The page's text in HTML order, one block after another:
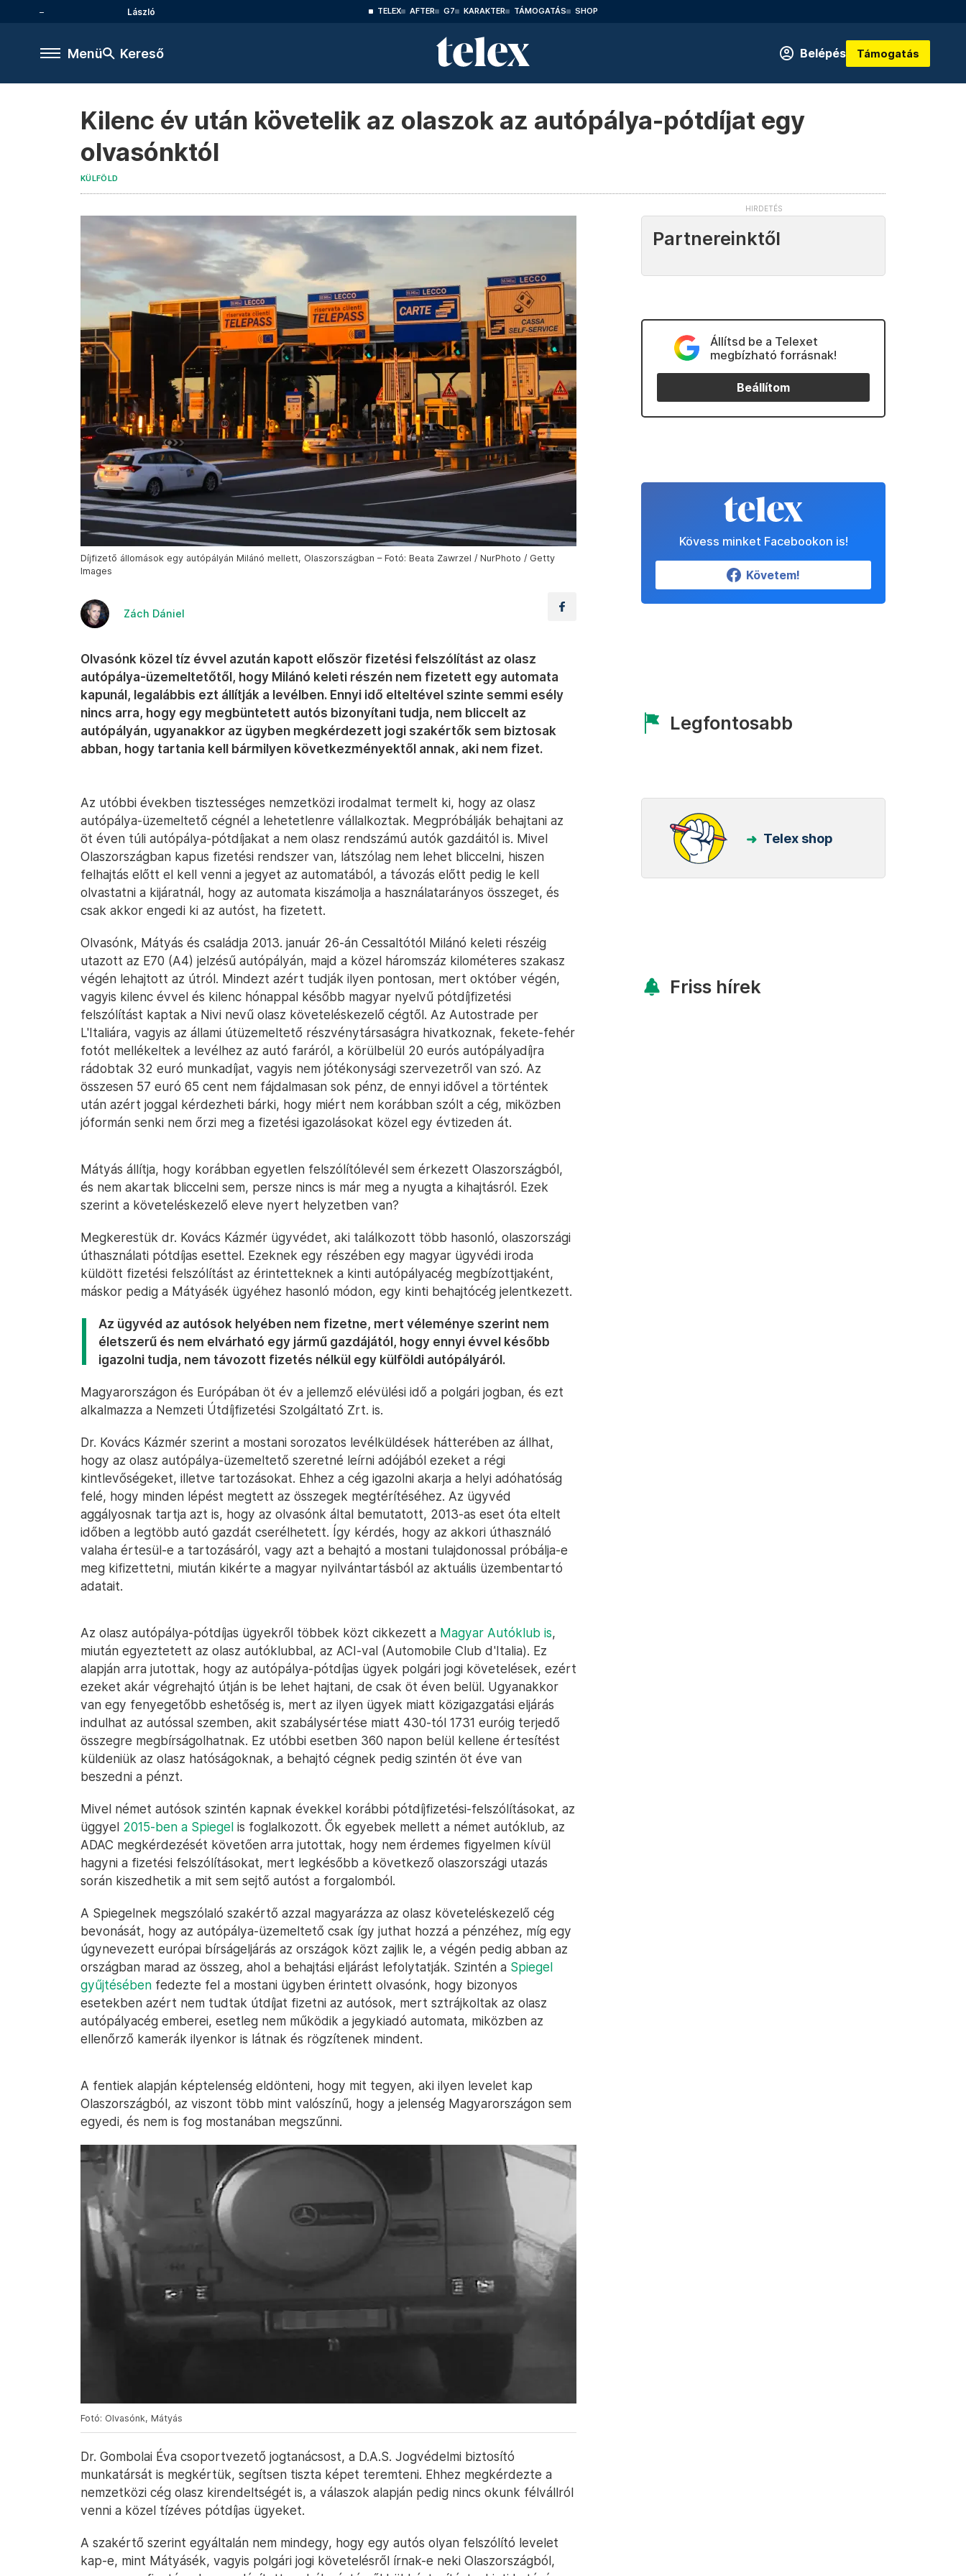
László TELEX AFTER G7 KARAKTER TÁMOGATÁS SHOP
Menü Kereső Belépés Támogatás
Kilenc év után követelik az olaszok az autópálya-pótdíjat egy
olvasónktól
KÜLFÖLD
Díjfizető állomások egy autópályán Milánó mellett, Olaszországban – Fotó: Beata Zawrzel / NurPhoto / Getty
Images
Zách Dániel
Olvasónk közel tíz évvel azután kapott először fizetési felszólítást az olasz
autópálya-üzemeltetőtől, hogy Milánó keleti részén nem fizetett egy automata
kapunál, legalábbis ezt állítják a levélben. Ennyi idő elteltével szinte semmi esély
nincs arra, hogy egy megbüntetett autós bizonyítani tudja, nem bliccelt az
autópályán, ugyanakkor az ügyben megkérdezett jogi szakértők sem biztosak
abban, hogy tartania kell bármilyen következményektől annak, aki nem fizet.
Az utóbbi években tisztességes nemzetközi irodalmat termelt ki, hogy az olasz
autópálya-üzemeltető cégnél a lehetetlenre vállalkoztak. Megpróbálják behajtani az
öt éven túli autópálya-pótdíjakat a nem olasz rendszámú autók gazdáitól is. Mivel
Olaszországban kapus fizetési rendszer van, látszólag nem lehet bliccelni, hiszen
felhajtás előtt el kell venni a jegyet az automatából, a távozás előtt pedig le kell
olvastatni a kijáratnál, hogy az automata kiszámolja a használatarányos összeget, és
csak akkor engedi ki az autóst, ha fizetett.
Olvasónk, Mátyás és családja 2013. január 26-án Cessaltótól Milánó keleti részéig
utazott az E70 (A4) jelzésű autópályán, majd a közel háromszáz kilométeres szakasz
végén lehajtott az útról. Mindezt azért tudják ilyen pontosan, mert október végén,
vagyis kilenc évvel és kilenc hónappal később magyar nyelvű pótdíjfizetési
felszólítást kaptak a Nivi nevű olasz követeléskezelő cégtől. Az Autostrade per
L'Italiára, vagyis az állami útüzemeltető részvénytársaságra hivatkoznak, fekete-fehér
fotót mellékeltek a levélhez az autó faráról, a körülbelül 20 eurós autópályadíjra
rádobtak 32 euró munkadíjat, vagyis nem jótékonysági szervezetről van szó. Az
összesen 57 euró 65 cent nem fájdalmasan sok pénz, de ennyi idővel a történtek
után azért joggal kérdezheti bárki, hogy miért nem korábban szólt a cég, miközben
jóformán senki nem őrzi meg a fizetési igazolásokat közel egy évtizeden át.
Mátyás állítja, hogy korábban egyetlen felszólítólevél sem érkezett Olaszországból,
és nem akartak bliccelni sem, persze nincs is már meg a nyugta a kihajtásról. Ezek
szerint a követeléskezelő eleve nyert helyzetben van?
Megkerestük dr. Kovács Kázmér ügyvédet, aki találkozott több hasonló, olaszországi
úthasználati pótdíjas esettel. Ezeknek egy részében egy magyar ügyvédi iroda
küldött fizetési felszólítást az érintetteknek a kinti autópályacég megbízottjaként,
máskor pedig a Mátyásék ügyéhez hasonló módon, egy kinti behajtócég jelentkezett.
Az ügyvéd az autósok helyében nem fizetne, mert véleménye szerint nem
életszerű és nem elvárható egy jármű gazdájától, hogy ennyi évvel később
igazolni tudja, nem távozott fizetés nélkül egy külföldi autópályáról.
Magyarországon és Európában öt év a jellemző elévülési idő a polgári jogban, és ezt
alkalmazza a Nemzeti Útdíjfizetési Szolgáltató Zrt. is.
Dr. Kovács Kázmér szerint a mostani sorozatos levélküldések hátterében az állhat,
hogy az olasz autópálya-üzemeltető szeretné leírni adójából ezeket a régi
kintlevőségeket, illetve tartozásokat. Ehhez a cég igazolni akarja a helyi adóhatóság
felé, hogy minden lépést megtett az összegek megtérítéséhez. Az ügyvéd
aggályosnak tartja azt is, hogy az olvasónk által bemutatott, 2013-as eset óta eltelt
időben a legtöbb autó gazdát cserélhetett. Így kérdés, hogy az akkori úthasználó
valaha értesül-e a tartozásáról, vagy azt a behajtó a mostani tulajdonossal próbálja-e
meg kifizettetni, miután kikérte a magyar nyilvántartásból az aktuális üzembentartó
adatait.
Az olasz autópálya-pótdíjas ügyekről többek közt cikkezett a Magyar Autóklub is,
miután egyeztetett az olasz autóklubbal, az ACI-val (Automobile Club d'Italia). Ez
alapján arra jutottak, hogy az autópálya-pótdíjas ügyek polgári jogi követelések, ezért
ezeket akár végrehajtó útján is be lehet hajtani, de csak öt éven belül. Ugyanakkor
van egy fenyegetőbb eshetőség is, mert az ilyen ügyek miatt közigazgatási eljárás
indulhat az autóssal szemben, akit szabálysértése miatt 430-tól 1731 euróig terjedő
összegre megbírságolhatnak. Ez utóbbi esetben 360 napon belül kellene értesítést
küldeniük az olasz hatóságoknak, a behajtó cégnek pedig szintén öt éve van
beszedni a pénzt.
Mivel német autósok szintén kapnak évekkel korábbi pótdíjfizetési-felszólításokat, az
üggyel 2015-ben a Spiegel is foglalkozott. Ők egyebek mellett a német autóklub, az
ADAC megkérdezését követően arra jutottak, hogy nem érdemes figyelmen kívül
hagyni a fizetési felszólításokat, mert legkésőbb a következő olaszországi utazás
során kiszedhetik a mit sem sejtő autóst a forgalomból.
A Spiegelnek megszólaló szakértő azzal magyarázza az olasz követeléskezelő cég
bevonását, hogy az autópálya-üzemeltető csak így juthat hozzá a pénzéhez, míg egy
úgynevezett európai bírságeljárás az országok közt zajlik le, a végén pedig abban az
országban marad az összeg, ahol a behajtási eljárást lefolytatják. Szintén a Spiegel
gyűjtésében fedezte fel a mostani ügyben érintett olvasónk, hogy bizonyos
esetekben azért nem tudtak útdíjat fizetni az autósok, mert sztrájkoltak az olasz
autópályacég emberei, esetleg nem működik a jegykiadó automata, miközben az
ellenőrző kamerák ilyenkor is látnak és rögzítenek mindent.
A fentiek alapján képtelenség eldönteni, hogy mit tegyen, aki ilyen levelet kap
Olaszországból, az viszont több mint valószínű, hogy a jelenség Magyarországon sem
egyedi, és nem is fog mostanában megszűnni.
Fotó: Olvasónk, Mátyás
Dr. Gombolai Éva csoportvezető jogtanácsost, a D.A.S. Jogvédelmi biztosító
munkatársát is megkértük, segítsen tiszta képet teremteni. Ehhez megkérdezte a
nemzetközi cég olasz kirendeltségét is, a válaszok alapján pedig nincs okunk félvállról
venni a közel tízéves pótdíjas ügyeket.
A szakértő szerint egyáltalán nem mindegy, hogy egy autós olyan felszólító levelet
kap-e, mint Mátyásék, vagyis polgári jogi követelésről írnak-e neki Olaszországból,
Partnereinktől
Állítsd be a Telexet
megbízható forrásnak!
Beállítom
Kövess minket Facebookon is!
Követem!
Legfontosabb
Telex shop
Friss hírek